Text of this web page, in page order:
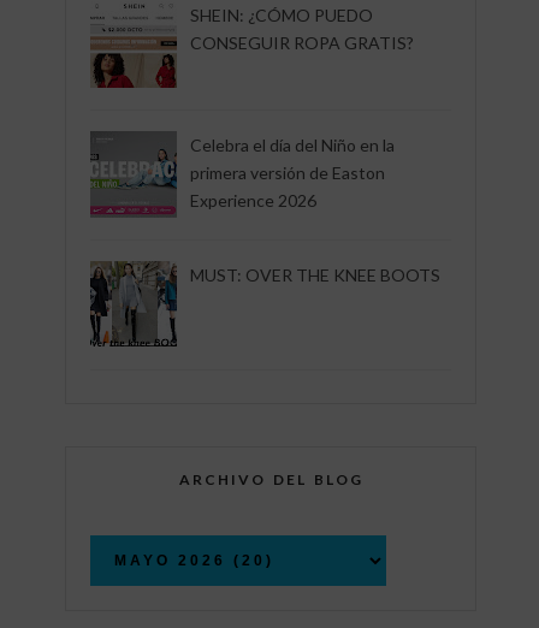
SHEIN: ¿CÓMO PUEDO
CONSEGUIR ROPA GRATIS?
Celebra el día del Niño en la
primera versión de Easton
Experience 2026
MUST: OVER THE KNEE BOOTS
ARCHIVO DEL BLOG